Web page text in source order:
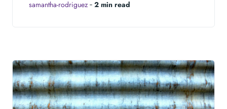
samantha-rodriguez ‐ 2 min read